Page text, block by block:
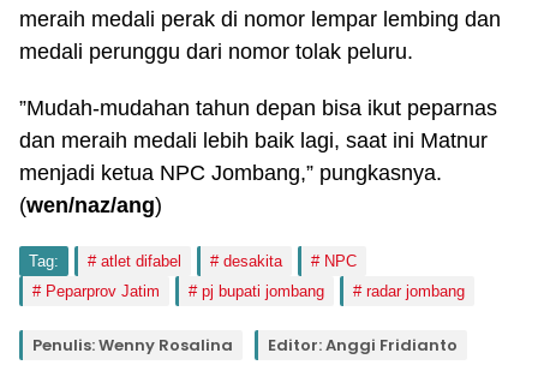
meraih medali perak di nomor lempar lembing dan
medali perunggu dari nomor tolak peluru.
”Mudah-mudahan tahun depan bisa ikut peparnas
dan meraih medali lebih baik lagi, saat ini Matnur
menjadi ketua NPC Jombang,” pungkasnya.
(wen/naz/ang)
Tag: atlet difabel desakita
NPC
Peparprov Jatim
pj bupati jombang radar jombang
Penulis: Wenny Rosalina Editor: Anggi Fridianto